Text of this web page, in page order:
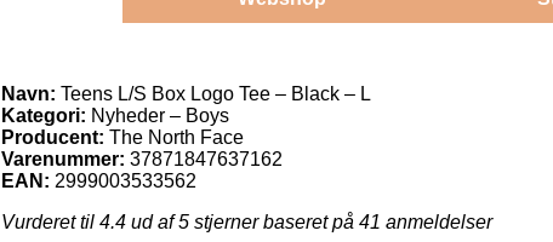
Navn: Teens L/S Box Logo Tee – Black – L
Kategori: Nyheder – Boys
Producent: The North Face
Varenummer: 37871847637162
EAN: 2999003533562
Vurderet til 4.4 ud af 5 stjerner baseret på 41 anmeldelser